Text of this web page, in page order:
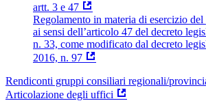
artt. 3 e 47
Regolamento in materia di esercizio
ai sensi dell’articolo 47 del decreto
n. 33, come modificato dal decreto
2016, n. 97
Rendiconti gruppi consiliari regionali/
Articolazione degli uffici